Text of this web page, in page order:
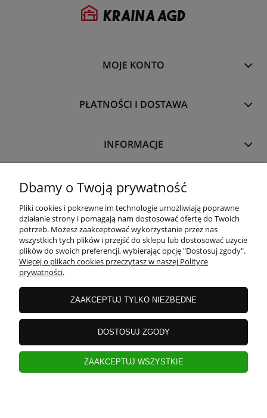
MOJE KONTO
PŁATNOŚCI I DOSTAWA
INFORMACJE
O NAS
Dbamy o Twoją prywatność
Pliki cookies i pokrewne im technologie umożliwiają poprawne
działanie strony i pomagają nam dostosować ofertę do Twoich
potrzeb. Możesz zaakceptować wykorzystanie przez nas
wszystkich tych plików i przejść do sklepu lub dostosować użycie
plików do swoich preferencji, wybierając opcję "Dostosuj zgody".
Więcej o plikach cookies przeczytasz w naszej Polityce
prywatności.
ZAAKCEPTUJ TYLKO NIEZBĘDNE
DOSTOSUJ ZGODY
ZAAKCEPTUJ WSZYSTKIE